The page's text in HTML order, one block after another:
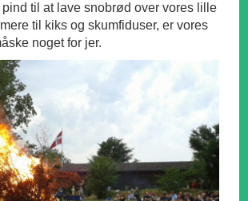
til at lave snobrød over vores lille
til kiks og skumfiduser, er vores
noget for jer.